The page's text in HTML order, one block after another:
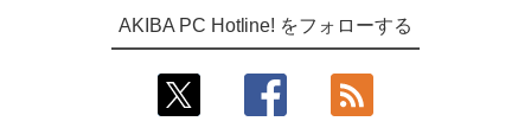
AKIBA PC Hotline! をフォローする